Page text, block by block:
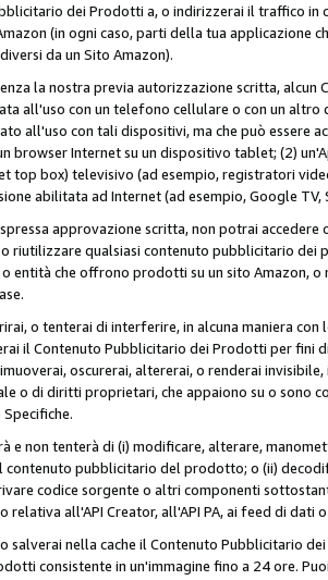
dei Prodotti a, o indirizzerai il traffico in
(in ogni caso, parti della tua
da un Sito Amazon).
la nostra previa autorizzazione scritta,
all'uso con un telefono cellulare o con un
all'uso con tali dispositivi, ma che può essere
browser Internet su un dispositivo tablet; (2)
top box) televisivo (ad esempio, registratori
abilitata ad Internet (ad esempio, Google TV,
approvazione scritta, non potrai
riutilizzare qualsiasi contenuto pubblicitario
entità che offrono prodotti su un sito Amazon,
o tenterai di interferire, in alcuna maniera
il Contenuto Pubblicitario dei Prodotti per
oscurerai, altererai, o renderai
o di diritti proprietari, che appaiono su o sono
e non tenterà di (i) modificare, alterare,
contenuto pubblicitario del prodotto; o (ii)
codice sorgente o altri componenti
relativa all'API Creator, all'API PA, ai feed di
salverai nella cache il Contenuto Pubblicitario
consistente in un'immagine fino a 24 ore.